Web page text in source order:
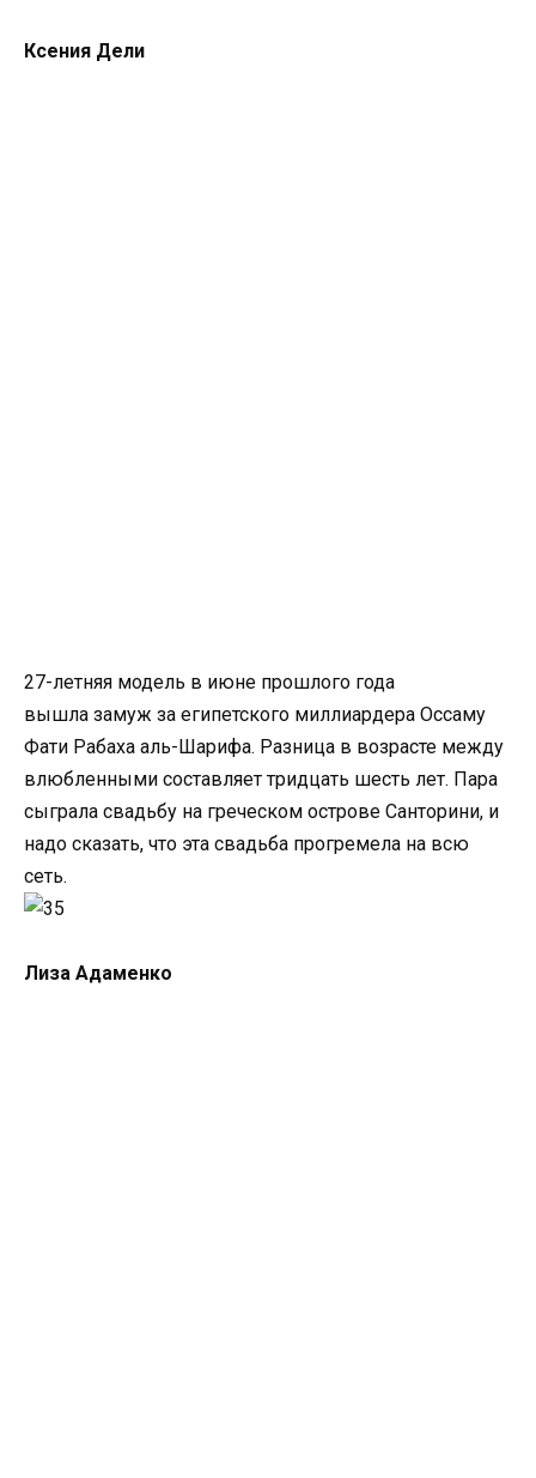
Ксения Дели
27-летняя модель в июне прошлого года
вышла замуж за египетского миллиардера Оссаму
Фати Рабаха аль-Шарифа. Разница в возрасте между
влюбленными составляет тридцать шесть лет. Пара
сыграла свадьбу на греческом острове Санторини, и
надо сказать, что эта свадьба прогремела на всю
сеть.
Лиза Адаменко